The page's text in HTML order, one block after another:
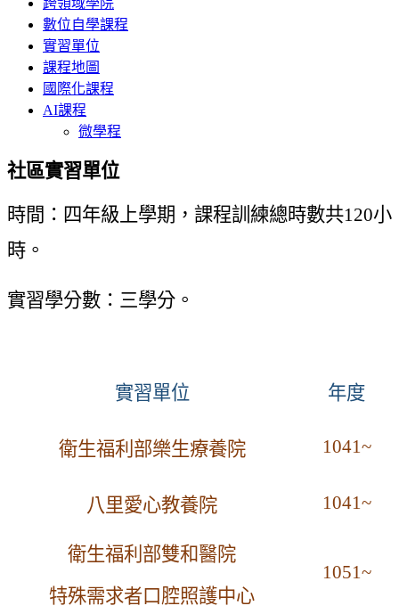
數位自學課程
實習單位
課程地圖
國際化課程
AI課程
微學程
社區實習單位
時間：四年級上學期，課程訓練總時數共120小
時。
實習學分數：三學分。
實習單位 年度
衛生福利部樂生療養院 1041~
八里愛心教養院 1041~
衛生福利部雙和醫院
特殊需求者口腔照護中心
1051~